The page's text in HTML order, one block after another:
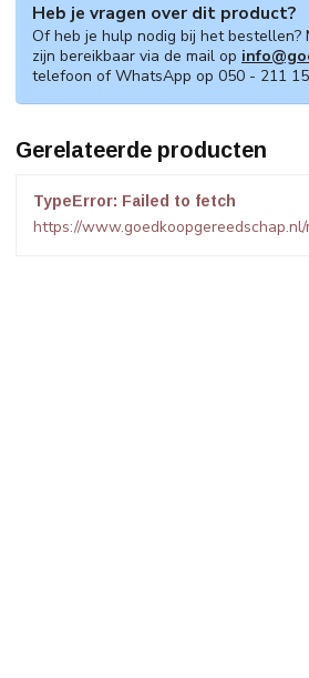
Heb je vragen over dit product?
Of heb je hulp nodig bij het
zijn bereikbaar via de mail op
telefoon of WhatsApp op 050 - 211
Gerelateerde producten
TypeError: Failed to fetch
https://